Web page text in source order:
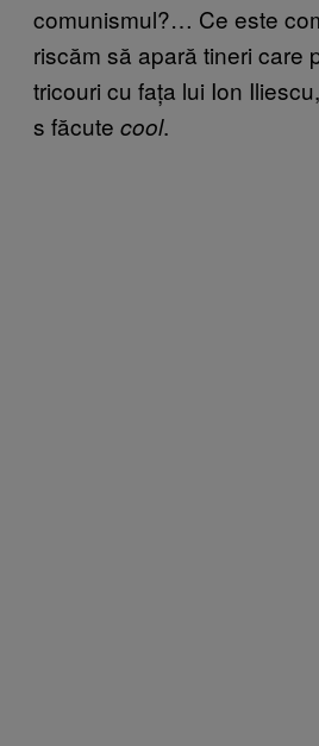
comunismul?… Ce este
riscăm să apară tineri care
tricouri cu fața lui Ion
s făcute cool.